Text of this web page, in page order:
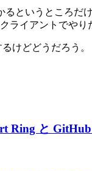
というところだけ
ライアントでや
けどどうだろう。
Ring と GitHub